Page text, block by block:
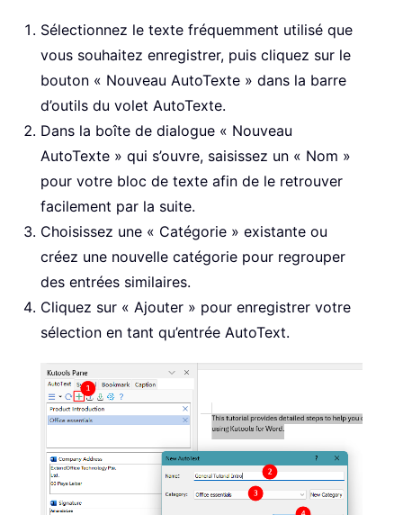
Sélectionnez le texte fréquemment utilisé que
vous souhaitez enregistrer, puis cliquez sur le
bouton « Nouveau AutoTexte » dans la barre
d’outils du volet AutoTexte.
Dans la boîte de dialogue « Nouveau
AutoTexte » qui s’ouvre, saisissez un « Nom »
pour votre bloc de texte afin de le retrouver
facilement par la suite.
Choisissez une « Catégorie » existante ou
créez une nouvelle catégorie pour regrouper
des entrées similaires.
Cliquez sur « Ajouter » pour enregistrer votre
sélection en tant qu’entrée AutoText.